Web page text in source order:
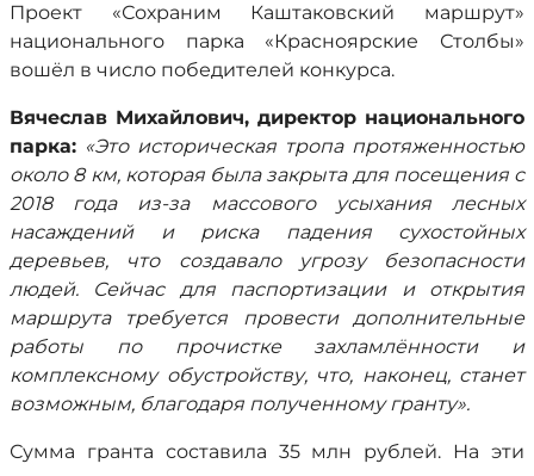
Проект «Сохраним Каштаковский маршрут»
национального парка «Красноярские Столбы»
вошёл в число победителей конкурса.
Вячеслав Михайлович, директор национального
парка: «Это историческая тропа протяженностью
около 8 км, которая была закрыта для посещения с
2018 года из-за массового усыхания лесных
насаждений и риска падения сухостойных
деревьев, что создавало угрозу безопасности
людей. Сейчас для паспортизации и открытия
маршрута требуется провести дополнительные
работы по прочистке захламлённости и
комплексному обустройству, что, наконец, станет
возможным, благодаря полученному гранту».
Сумма гранта составила 35 млн рублей. На эти